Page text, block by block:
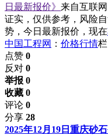
日最新报价》 来自互联
证实，仅供参考，风险
势，今日最新报价，现在
中国工程网 ： 价格行情栏
点赞 0
反对 0
举报 0
收藏 0
评论 0
分享 28
2025年12月19日重庆砂